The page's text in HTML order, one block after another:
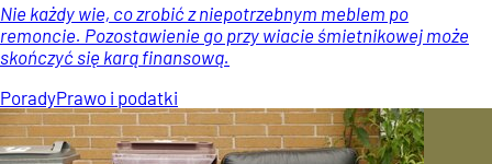
Nie każdy wie, co zrobić z niepotrzebnym meblem po
remoncie. Pozostawienie go przy wiacie śmietnikowej może
skończyć się karą finansową.
PoradyPrawo i podatki